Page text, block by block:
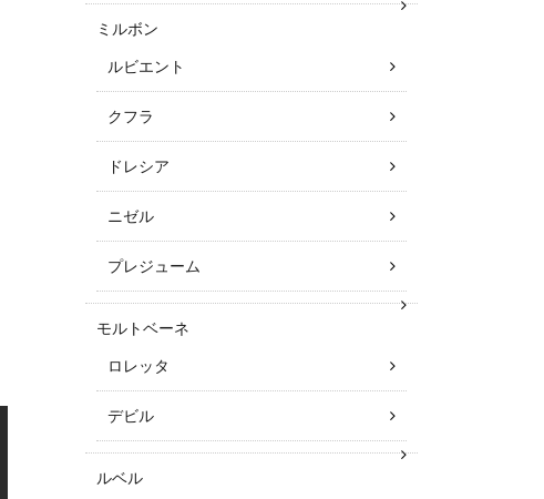
ミルボン
ルビエント
クフラ
ドレシア
ニゼル
プレジューム
モルトベーネ
ロレッタ
デビル
ルベル